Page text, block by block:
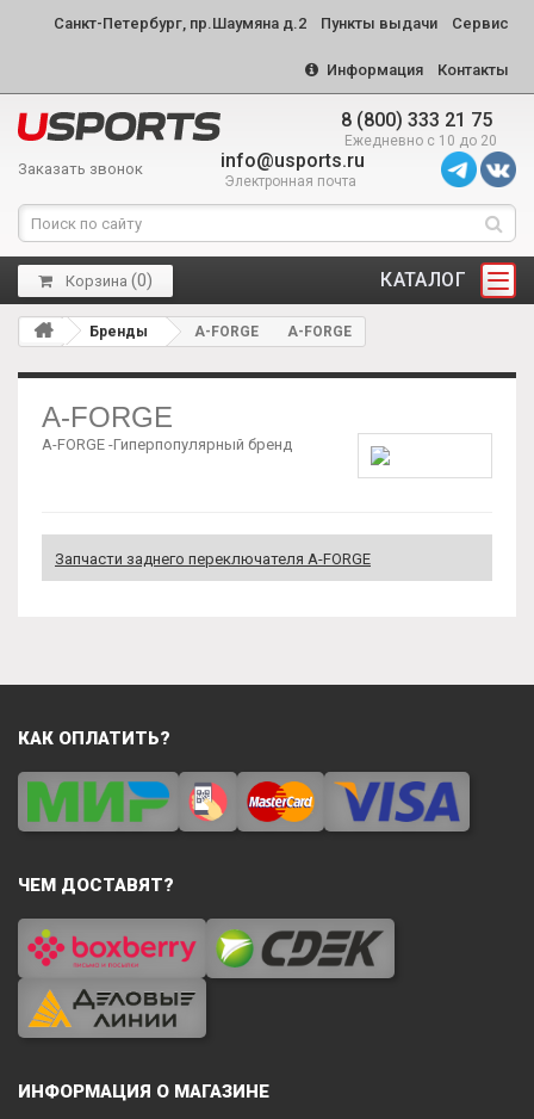
Санкт-Петербург, пр.Шаумяна д.2 Пункты выдачи Сервис
Информация Контакты
8 (800) 333 21 75
Ежедневно с 10 до 20
Заказать звонок info@usports.ru
Электронная почта
КАТАЛОГ
Корзина (0)
Бренды A-FORGE A-FORGE
A-FORGE
A-FORGE -Гиперпопулярный бренд
Запчасти заднего переключателя A-FORGE
КАК ОПЛАТИТЬ?
ЧЕМ ДОСТАВЯТ?
ИНФОРМАЦИЯ О МАГАЗИНЕ